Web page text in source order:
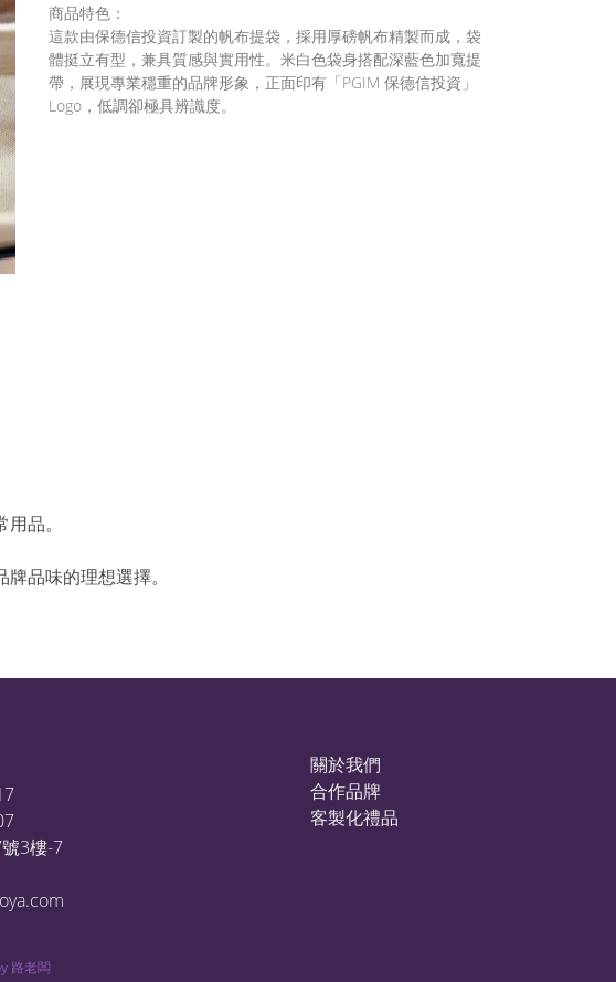
商品特色：
這款由保德信投資訂製的帆布提袋，採用厚磅帆布精製而成，袋
體挺立有型，兼具質感與實用性。米白色袋身搭配深藍色加寬提
帶，展現專業穩重的品牌形象，正面印有「PGIM 保德信投資」
Logo，低調卻極具辨識度。
品。
品味的理想選擇。
3樓-7
關於我們
合作品牌
客製化禮品
路老闆